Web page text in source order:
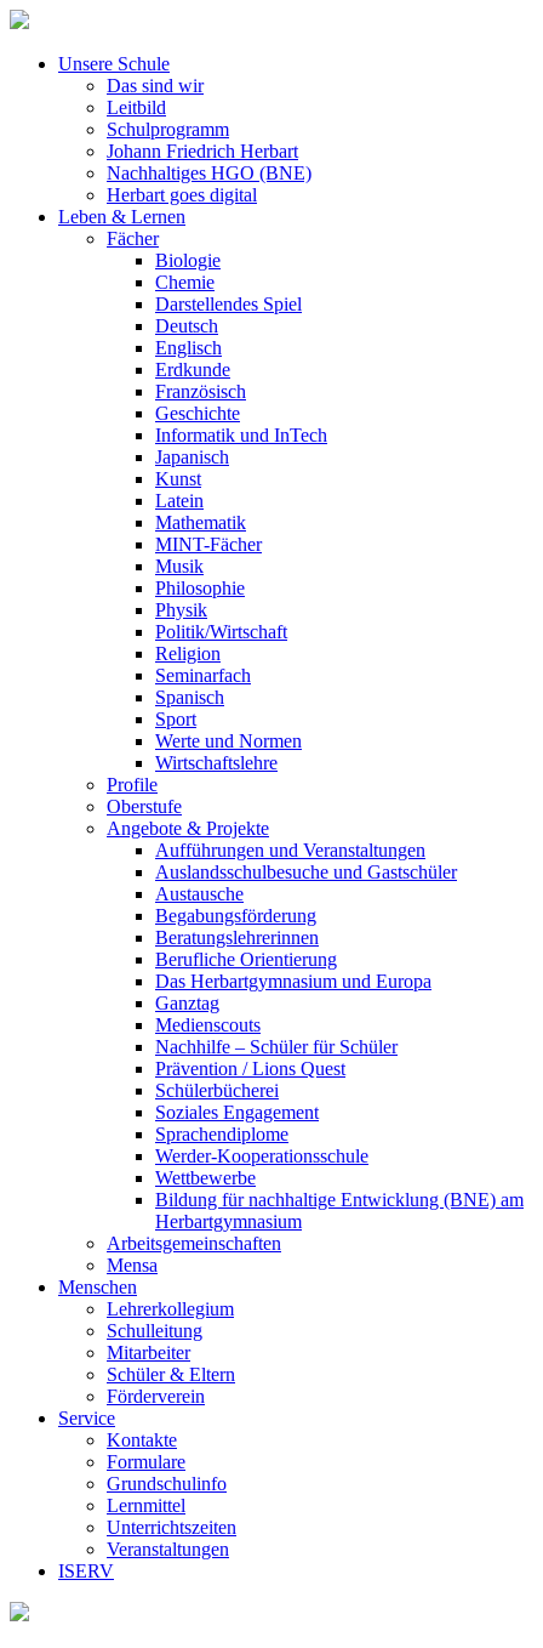
Unsere Schule
Das sind wir
Leitbild
Schulprogramm
Johann Friedrich Herbart
Nachhaltiges HGO (BNE)
Herbart goes digital
Leben & Lernen
Fächer
Biologie
Chemie
Darstellendes Spiel
Deutsch
Englisch
Erdkunde
Französisch
Geschichte
Informatik und InTech
Japanisch
Kunst
Latein
Mathematik
MINT-Fächer
Musik
Philosophie
Physik
Politik/Wirtschaft
Religion
Seminarfach
Spanisch
Sport
Werte und Normen
Wirtschaftslehre
Profile
Oberstufe
Angebote & Projekte
Aufführungen und Veranstaltungen
Auslandsschulbesuche und Gastschüler
Austausche
Begabungsförderung
Beratungslehrerinnen
Berufliche Orientierung
Das Herbartgymnasium und Europa
Ganztag
Medienscouts
Nachhilfe – Schüler für Schüler
Prävention / Lions Quest
Schülerbücherei
Soziales Engagement
Sprachendiplome
Werder-Kooperationsschule
Wettbewerbe
Bildung für nachhaltige Entwicklung (BNE) am
Herbartgymnasium
Arbeitsgemeinschaften
Mensa
Menschen
Lehrerkollegium
Schulleitung
Mitarbeiter
Schüler & Eltern
Förderverein
Service
Kontakte
Formulare
Grundschulinfo
Lernmittel
Unterrichtszeiten
Veranstaltungen
ISERV